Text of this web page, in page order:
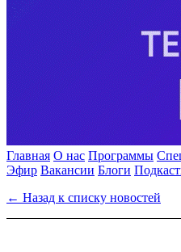
Главная О нас Программы
Эфир Вакансии Блоги
← Назад к списку новостей